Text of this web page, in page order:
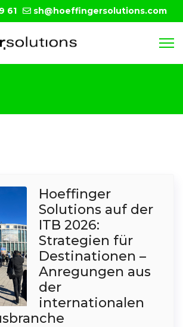
61 sh@hoeffingersolutions.com
Hoeffinger
Solutions auf der
ITB 2026:
Strategien für
Destinationen –
Anregungen aus
der
internationalen